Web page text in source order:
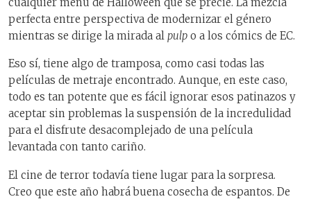
perfecta entre perspectiva de modernizar el género
mientras se dirige la mirada al pulp o a los cómics de EC.
Eso sí, tiene algo de tramposa, como casi todas las
películas de metraje encontrado. Aunque, en este caso,
todo es tan potente que es fácil ignorar esos patinazos y
aceptar sin problemas la suspensión de la incredulidad
para el disfrute desacomplejado de una película
levantada con tanto cariño.
El cine de terror todavía tiene lugar para la sorpresa.
Creo que este año habrá buena cosecha de espantos. De